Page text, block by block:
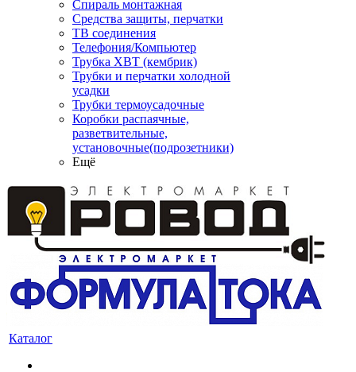
Спираль монтажная
Средства защиты, перчатки
ТВ соединения
Телефония/Компьютер
Трубка ХВТ (кембрик)
Трубки и перчатки холодной
усадки
Трубки термоусадочные
Коробки распаячные,
разветвительные,
установочные(подрозетники)
Ещё
Каталог